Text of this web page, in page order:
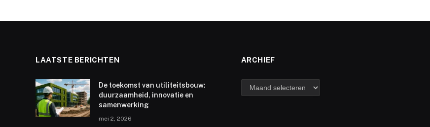
LAATSTE BERICHTEN
De toekomst van utiliteitsbouw:
duurzaamheid, innovatie en
samenwerking
mei 2, 2026
ARCHIEF
archief